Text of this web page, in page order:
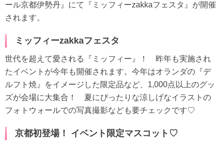
ール京都伊勢丹』にて『ミッフィーzakkaフェスタ』が開催
されます。
ミッフィーzakkaフェスタ
世代を超えて愛される『ミッフィー』！ 昨年も実施され
たイベントが今年も開催されます。今年はオランダの『デ
ルフト焼』をイメージした限定品など、1,000点以上のグッ
ズが会場に大集合！ 夏にぴったりな涼しげなイラストの
フォトウォールでの写真撮影なども要チェックです♡
京都初登場！ イベント限定マスコット♡